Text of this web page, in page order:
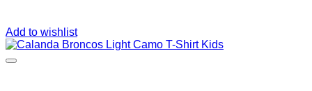
Add to wishlist